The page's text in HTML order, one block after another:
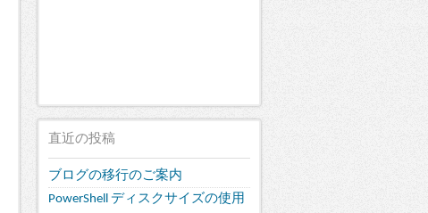
直近の投稿
ブログの移行のご案内
PowerShell ディスクサイズの使用